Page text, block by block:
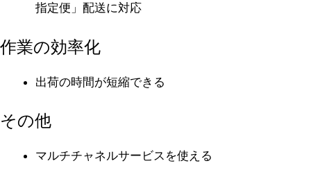
指定便」配送に対応
作業の効率化
出荷の時間が短縮できる
その他
マルチチャネルサービスを使える